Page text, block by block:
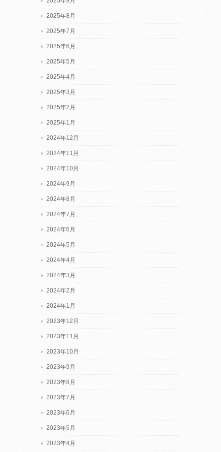
2025年8月
2025年7月
2025年6月
2025年5月
2025年4月
2025年3月
2025年2月
2025年1月
2024年12月
2024年11月
2024年10月
2024年9月
2024年8月
2024年7月
2024年6月
2024年5月
2024年4月
2024年3月
2024年2月
2024年1月
2023年12月
2023年11月
2023年10月
2023年9月
2023年8月
2023年7月
2023年6月
2023年5月
2023年4月